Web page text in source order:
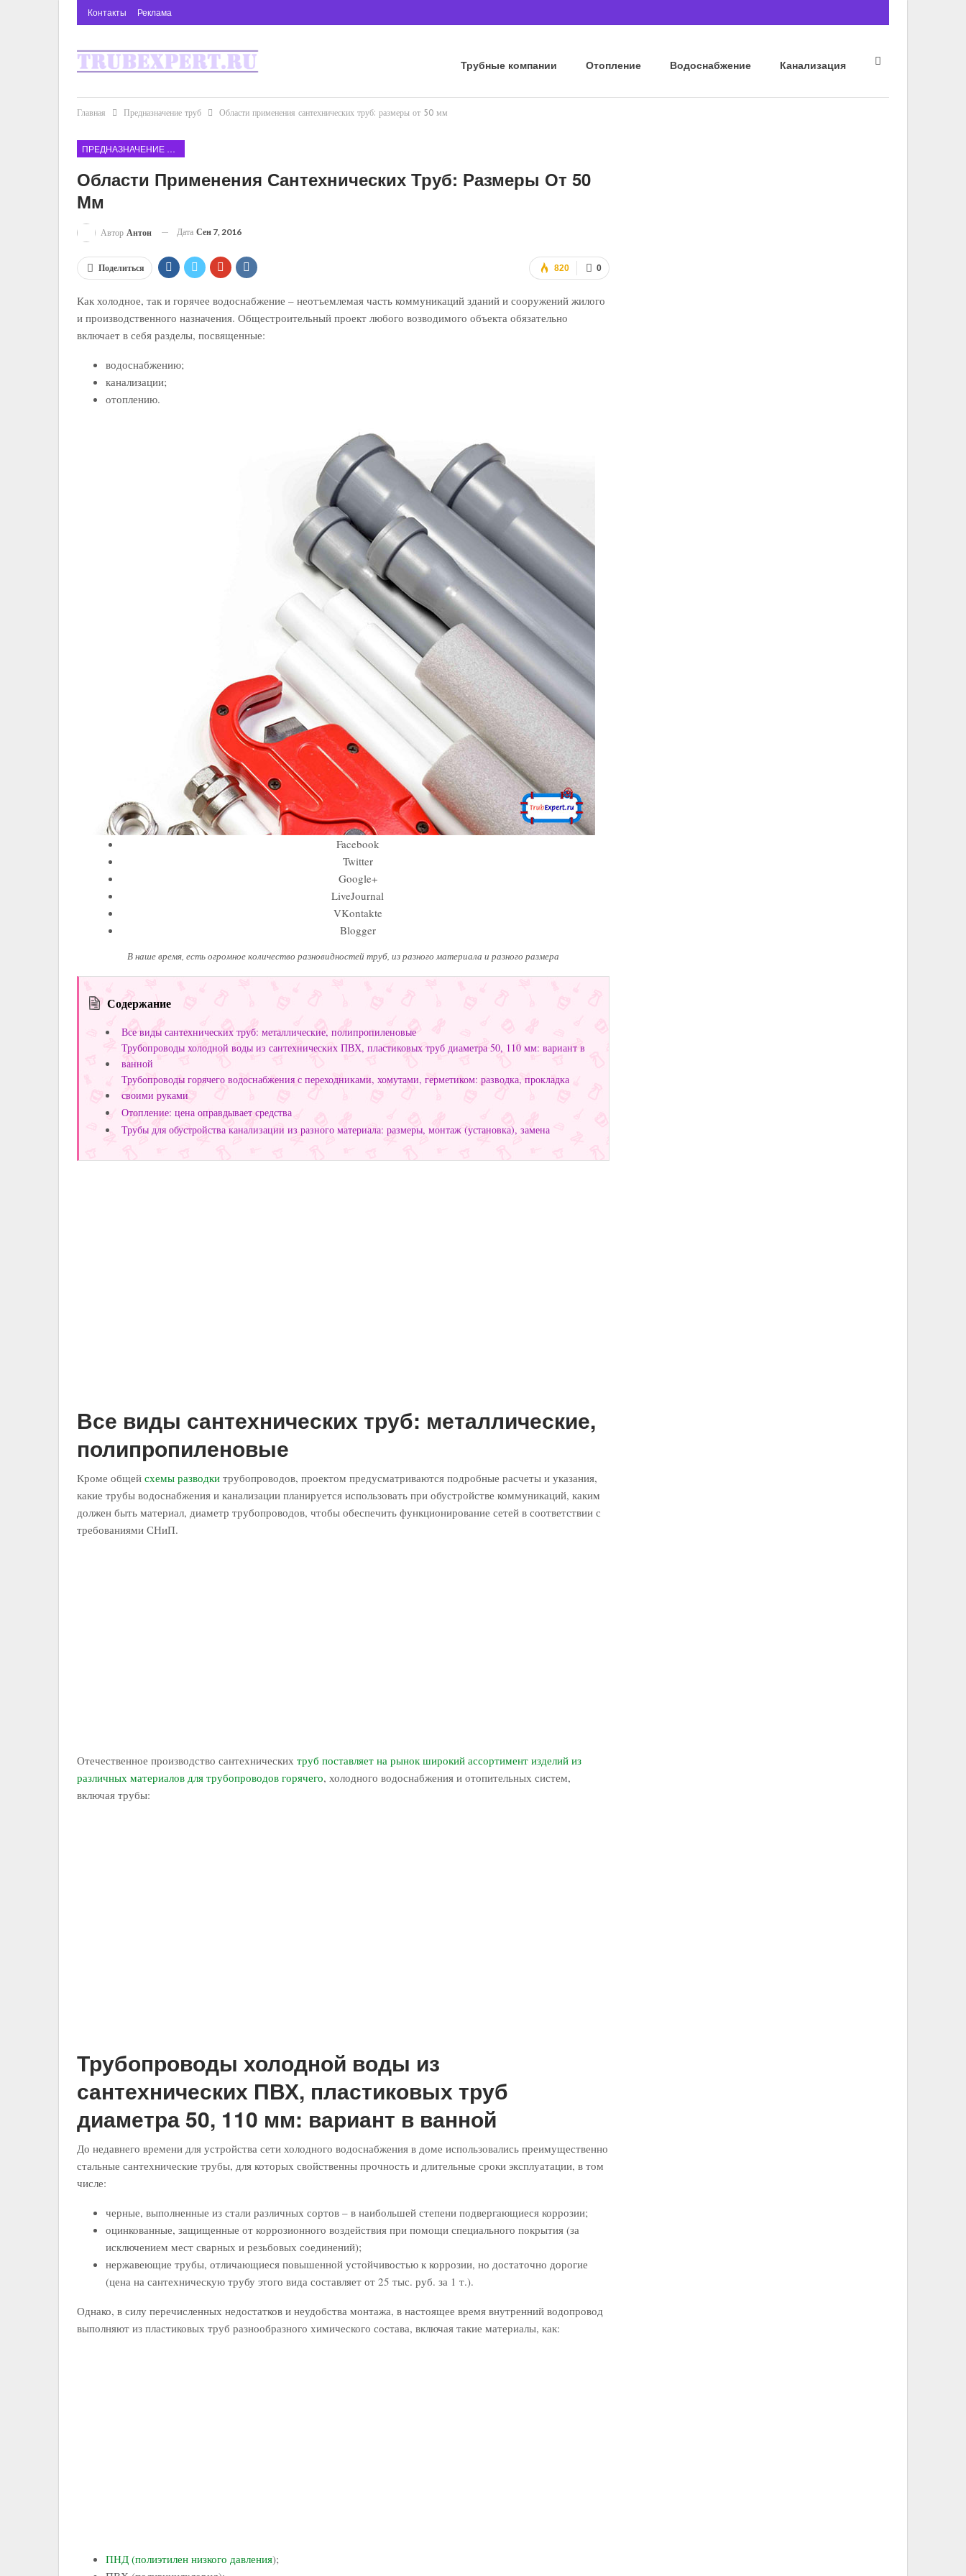
Контакты Реклама
Трубные компании Отопление Водоснабжение Канализация
Главная Предназначение труб Области применения сантехнических труб: размеры от 50 мм
ПРЕДНАЗНАЧЕНИЕ ТРУБ
Области Применения Сантехнических Труб: Размеры От 50
Мм
Автор Антон Дата Сен 7, 2016
0
820
Поделиться
Как холодное, так и горячее водоснабжение – неотъемлемая часть коммуникаций зданий и сооружений жилого
и производственного назначения. Общестроительный проект любого возводимого объекта обязательно
включает в себя разделы, посвященные:
водоснабжению;
канализации;
отоплению.
Facebook
Twitter
Google+
LiveJournal
VKontakte
Blogger
В наше время, есть огромное количество разновидностей труб, из разного материала и разного размера
Содержание
Все виды сантехнических труб: металлические, полипропиленовые
Трубопроводы холодной воды из сантехнических ПВХ, пластиковых труб диаметра 50, 110 мм: вариант в
ванной
Трубопроводы горячего водоснабжения с переходниками, хомутами, герметиком: разводка, прокладка
своими руками
Отопление: цена оправдывает средства
Трубы для обустройства канализации из разного материала: размеры, монтаж (установка), замена
Все виды сантехнических труб: металлические,
полипропиленовые
Кроме общей схемы разводки трубопроводов, проектом предусматриваются подробные расчеты и указания,
какие трубы водоснабжения и канализации планируется использовать при обустройстве коммуникаций, каким
должен быть материал, диаметр трубопроводов, чтобы обеспечить функционирование сетей в соответствии с
требованиями СНиП.
Отечественное производство сантехнических труб поставляет на рынок широкий ассортимент изделий из
различных материалов для трубопроводов горячего, холодного водоснабжения и отопительных систем,
включая трубы:
Трубопроводы холодной воды из
сантехнических ПВХ, пластиковых труб
диаметра 50, 110 мм: вариант в ванной
До недавнего времени для устройства сети холодного водоснабжения в доме использовались преимущественно
стальные сантехнические трубы, для которых свойственны прочность и длительные сроки эксплуатации, в том
числе:
черные, выполненные из стали различных сортов – в наибольшей степени подвергающиеся коррозии;
оцинкованные, защищенные от коррозионного воздействия при помощи специального покрытия (за
исключением мест сварных и резьбовых соединений);
нержавеющие трубы, отличающиеся повышенной устойчивостью к коррозии, но достаточно дорогие
(цена на сантехническую трубу этого вида составляет от 25 тыс. руб. за 1 т.).
Однако, в силу перечисленных недостатков и неудобства монтажа, в настоящее время внутренний водопровод
выполняют из пластиковых труб разнообразного химического состава, включая такие материалы, как:
ПНД (полиэтилен низкого давления);